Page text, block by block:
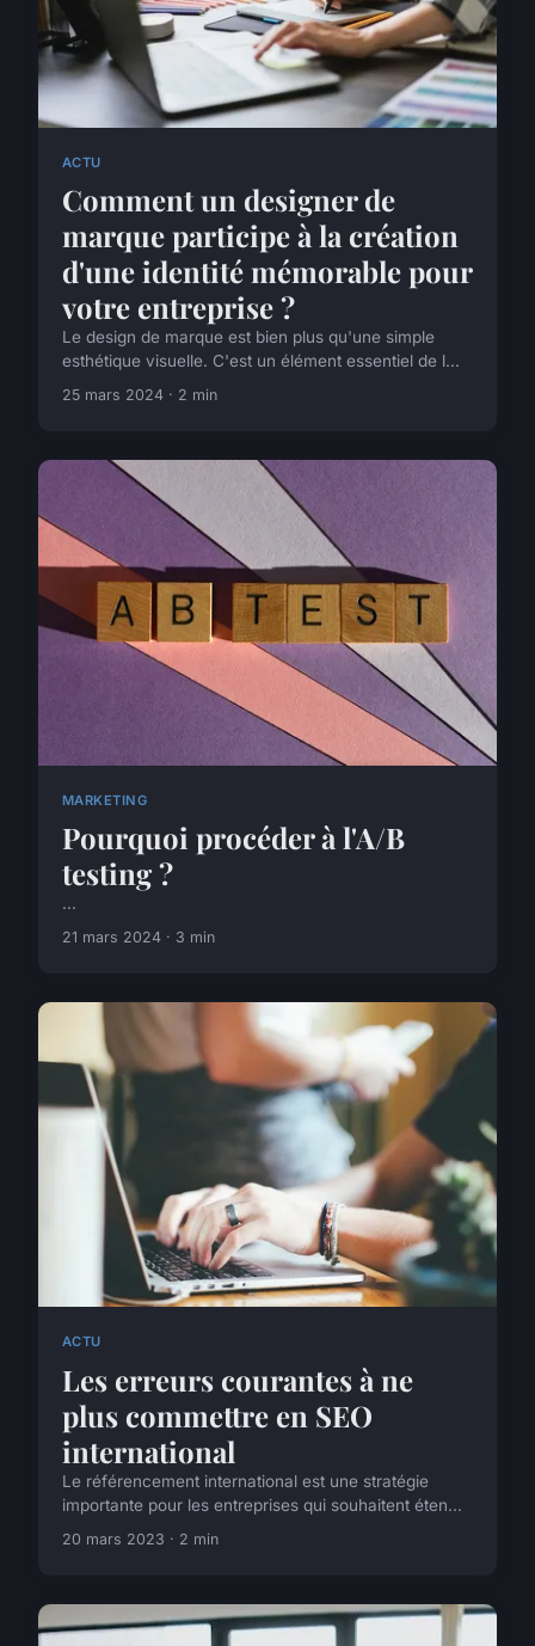
ACTU
Comment un designer de
marque participe à la création
d'une identité mémorable pour
votre entreprise ?
Le design de marque est bien plus qu'une simple
esthétique visuelle. C'est un élément essentiel de l...
25 mars 2024 · 2 min
MARKETING
Pourquoi procéder à l'A/B
testing ?
...
21 mars 2024 · 3 min
ACTU
Les erreurs courantes à ne
plus commettre en SEO
international
Le référencement international est une stratégie
importante pour les entreprises qui souhaitent éten...
20 mars 2023 · 2 min